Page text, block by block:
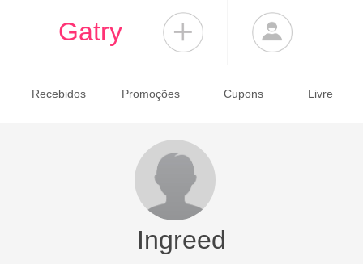
Gatry
Recebidos Promoções Cupons Livre
Ingreed